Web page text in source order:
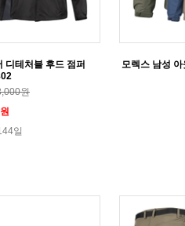
디테처블 후드 점퍼
원
일
모렉스 남성